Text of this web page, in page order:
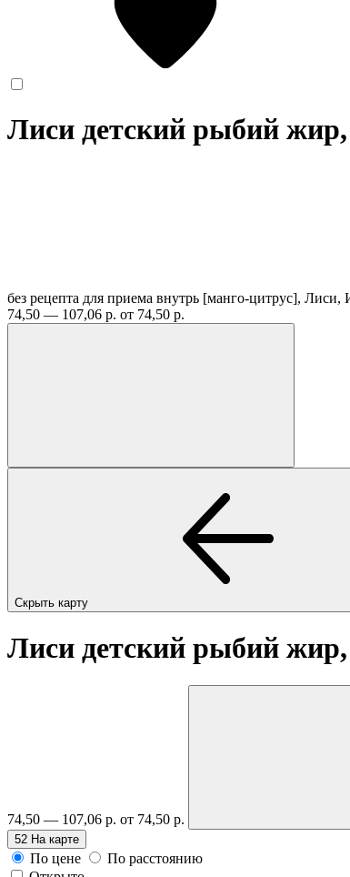
Лиси детский рыбий
без рецепта для приема внутрь [манго-цитрус], Лиси,
74,50 — 107,06 р. от 74,50 р.
Скрыть карту
Лиси детский рыбий
74,50 — 107,06 р. от 74,50 р.
52 На карте
По цене
По расстоянию